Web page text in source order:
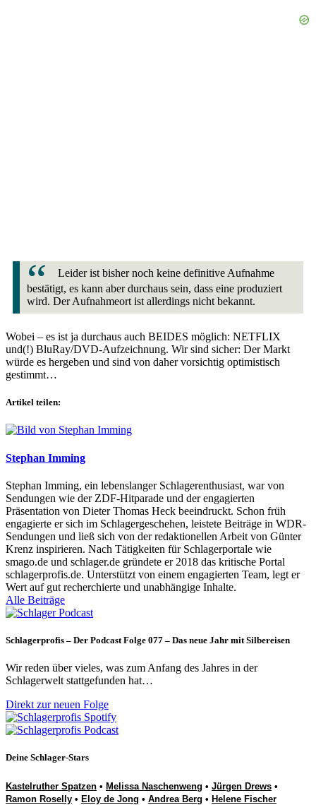
Leider ist bisher noch keine definitive Aufnahme
bestätigt, es kann aber durchaus sein, dass eine produziert
wird. Der Aufnahmeort ist allerdings nicht bekannt.
Wobei – es ist ja durchaus auch BEIDES möglich: NETFLIX
und(!) BluRay/DVD-Aufzeichnung. Wir sind sicher: Der Markt
würde es hergeben und sind von daher vorsichtig optimistisch
gestimmt…
Artikel teilen:
Stephan Imming
Stephan Imming, ein lebenslanger Schlagerenthusiast, war von
Sendungen wie der ZDF-Hitparade und der engagierten
Präsentation von Dieter Thomas Heck beeindruckt. Schon früh
engagierte er sich im Schlagergeschehen, leistete Beiträge in WDR-
Sendungen und ließ sich von der redaktionellen Arbeit von Günter
Krenz inspirieren. Nach Tätigkeiten für Schlagerportale wie
smago.de und schlager.de gründete er 2018 das kritische Portal
schlagerprofis.de. Unterstützt von einem engagierten Team, legt er
Wert auf gut recherchierte und unabhängige Inhalte.
Alle Beiträge
Schlagerprofis – Der Podcast Folge 077 – Das neue Jahr mit Silbereisen
Wir reden über vieles, was zum Anfang des Jahres in der
Schlagerwelt stattgefunden hat…
Direkt zur neuen Folge
Deine Schlager-Stars
Kastelruther Spatzen • Melissa Naschenweng • Jürgen Drews •
Ramon Roselly • Eloy de Jong • Andrea Berg • Helene Fischer